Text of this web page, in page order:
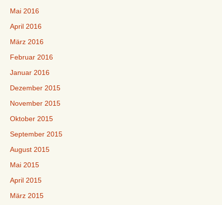
Mai 2016
April 2016
März 2016
Februar 2016
Januar 2016
Dezember 2015
November 2015
Oktober 2015
September 2015
August 2015
Mai 2015
April 2015
März 2015